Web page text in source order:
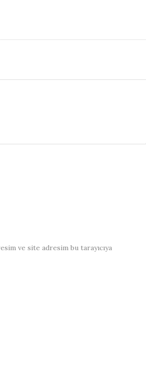
ve site adresim bu tarayıcıya